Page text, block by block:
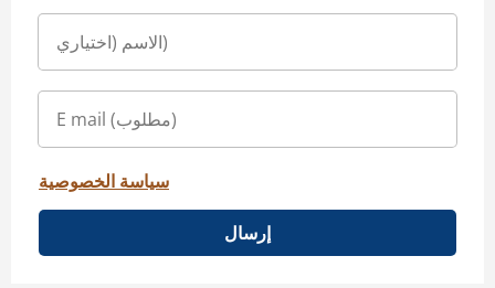
سياسة الخصوصية
إرسال